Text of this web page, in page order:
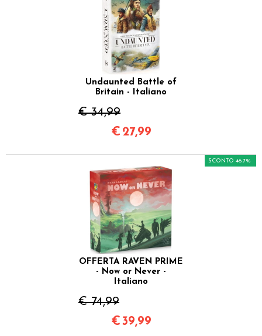
Undaunted Battle of
Britain - Italiano
€ 34,99
€ 27,99
OFFERTA RAVEN PRIME
- Now or Never -
Italiano
€ 74,99
SCONTO 46.7%
€39,99